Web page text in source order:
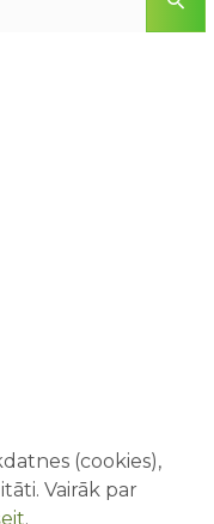
bet pieaugušie
(cookies),
Vairāk par
.